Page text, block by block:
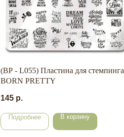
(BP - L055) Пластина для стемпинга
BORN PRETTY
145 р.
Подробнее В корзину